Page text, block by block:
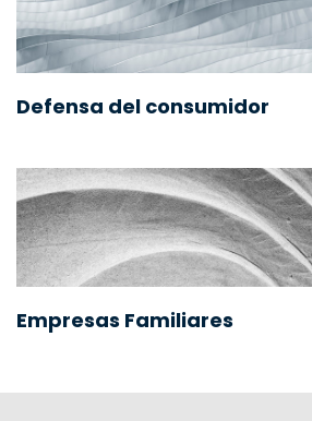
Defensa del consumidor
Empresas Familiares